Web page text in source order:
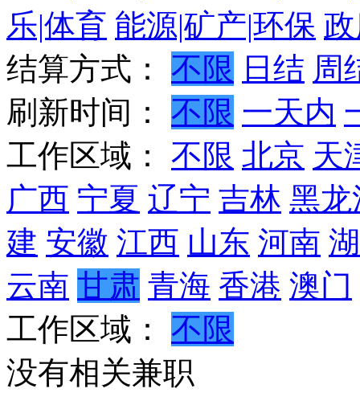
乐|体育 能源|矿产|环保
结算方式：
不限 日结 周
刷新时间：
不限 一天内
工作区域：
不限 北京 天
广西 宁夏 辽宁 吉林 黑龙
建 安徽 江西 山东 河南
云南 甘肃 青海 香港 澳门
工作区域：
不限
没有相关兼职